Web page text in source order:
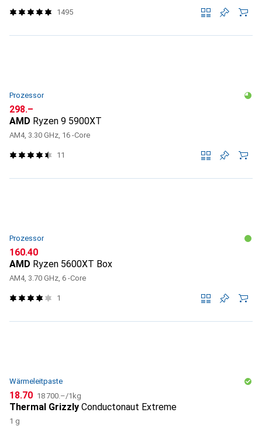
1495
Prozessor
CHF
298.–
AMD Ryzen 9 5900XT
AM4, 3.30 GHz, 16 -Core
11
Prozessor
CHF
160.40
AMD Ryzen 5600XT Box
AM4, 3.70 GHz, 6 -Core
1
Wärmeleitpaste
CHF
18.70 CHF
18 700.–/1kg
Thermal Grizzly Conductonaut Extreme
1 g